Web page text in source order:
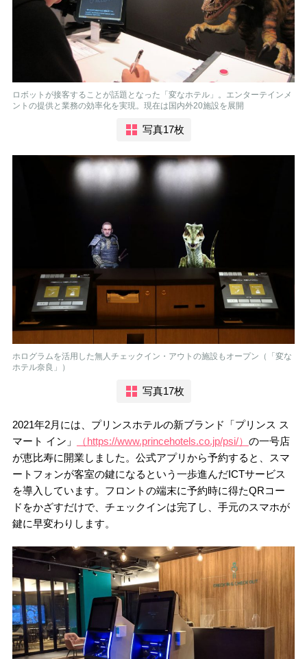
ロボットが接客することが話題となった「変なホテル」。エンターテインメ
ントの提供と業務の効率化を実現。現在は国内外20施設を展開
写真17枚
ホログラムを活用した無人チェックイン・アウトの施設もオープン（「変な
ホテル奈良」）
写真17枚
2021年2月には、プリンスホテルの新ブランド「プリンス ス
マート イン」
（https://www.princehotels.co.jp/psi/） の一号店
が恵比寿に開業しました。公式アプリから予約すると、スマ
ートフォンが客室の鍵になるという一歩進んだICTサービス
を導入しています。フロントの端末に予約時に得たQRコー
ドをかざすだけで、チェックインは完了し、手元のスマホが
鍵に早変わりします。